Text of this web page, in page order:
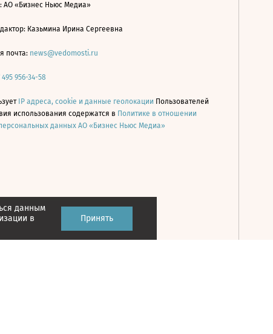
данным
в
Принять
АО «Бизнес Ньюс Медиа»
Казьмина Ирина Сергеевна
почта: news@vedomosti.ru
495 956-34-58
IP адреса, cookie и данные геолокации Пользователей
использования содержатся в Политике в отношении
данных АО «Бизнес Ньюс Медиа»